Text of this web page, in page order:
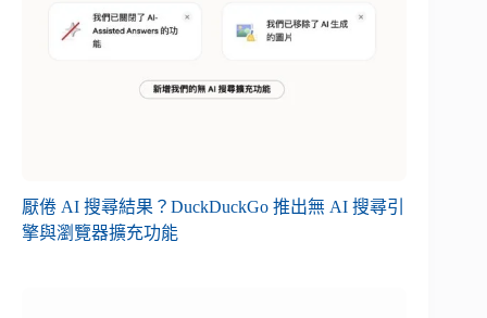
厭倦 AI 搜尋結果？DuckDuckGo 推出無 AI 搜尋引
擎與瀏覽器擴充功能